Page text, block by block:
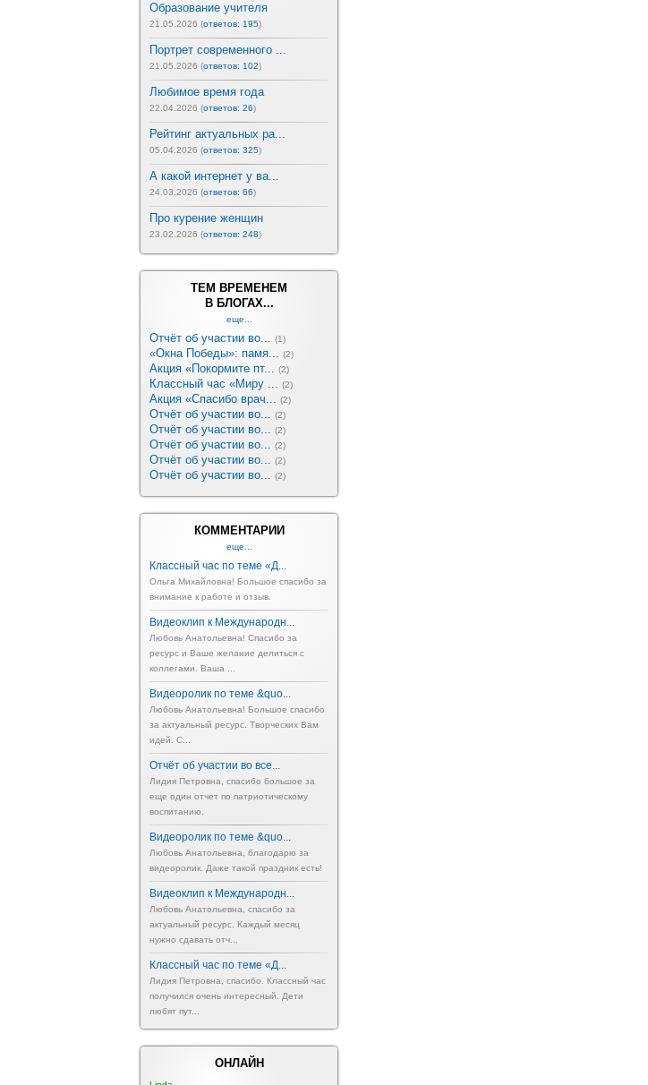
Образование учителя
21.05.2026 (ответов: 195)
Портрет современного ...
21.05.2026 (ответов: 102)
Любимое время года
22.04.2026 (ответов: 26)
Рейтинг актуальных ра...
05.04.2026 (ответов: 325)
А какой интернет у ва...
24.03.2026 (ответов: 66)
Про курение женщин
23.02.2026 (ответов: 248)
ТЕМ ВРЕМЕНЕМ
В БЛОГАХ...
еще...
Отчёт об участии во... (1)
«Окна Победы»: памя... (2)
Акция «Покормите пт... (2)
Классный час «Миру ... (2)
Акция «Спасибо врач... (2)
Отчёт об участии во... (2)
Отчёт об участии во... (2)
Отчёт об участии во... (2)
Отчёт об участии во... (2)
Отчёт об участии во... (2)
КОММЕНТАРИИ
еще...
Классный час по теме «Д...
Ольга Михайловна! Большое спасибо за
внимание к работе и отзыв.
Видеоклип к Международн...
Любовь Анатольевна! Спасибо за
ресурс и Ваше желание делиться с
коллегами. Ваша ...
Видеоролик по теме &quo...
Любовь Анатольевна! Большое спасибо
за актуальный ресурс. Творческих Вам
идей. С...
Отчёт об участии во все...
Лидия Петровна, спасибо большое за
еще один отчет по патриотическому
воспитанию.
Видеоролик по теме &quo...
Любовь Анатольевна, благодарю за
видеоролик. Даже такой праздник есть!
Видеоклип к Международн...
Любовь Анатольевна, спасибо за
актуальный ресурс. Каждый месяц
нужно сдавать отч...
Классный час по теме «Д...
Лидия Петровна, спасибо. Классный час
получился очень интересный. Дети
любят пут...
ОНЛАЙН